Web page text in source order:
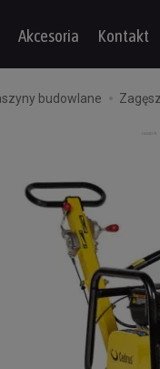
Akcesoria Kontakt
budowlane